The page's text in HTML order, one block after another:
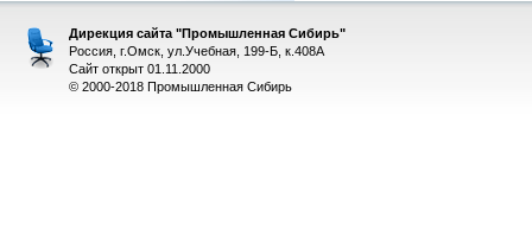
Дирекция сайта "Промышленная Сибирь"
Россия, г.Омск, ул.Учебная, 199-Б, к.408А
Сайт открыт 01.11.2000
© 2000-2018 Промышленная Сибирь